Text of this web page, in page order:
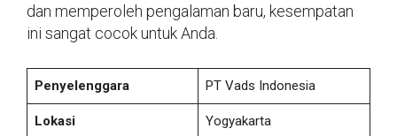
dan memperoleh pengalaman baru, kesempatan
ini sangat cocok untuk Anda.
Penyelenggara PT Vads Indonesia
Lokasi Yogyakarta